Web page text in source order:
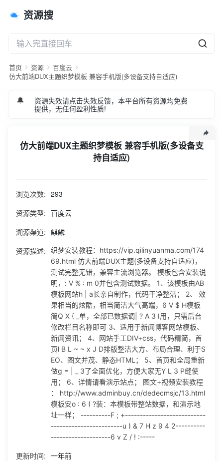
资源搜
首页 资源
百度云
仿大前端DUX主题织梦模板 兼容手机版(多设备支持自适应)
🔔
资源失效请点击失效反馈，本平台所有资源均免费
提供，无任何盈利性质!
仿大前端DUX主题织梦模板 兼容手机版(多设备支
持自适应)
流浏览器。 模板包含安装说明，: V % : m 0并包含测试数据。
1、该模板由AB模板网站h | a长亲自制作，代码干净整洁；
{ _单，全部已数据调| ? A 3 I用，只需后台修改栏目名称即可
ss，代码精简，首页l B L ~ ~ x J D排版整洁大方、布局合
理、利于SEO、图文并茂、静态HTML； 5、首页和全局重新
做g = | _ 3了全面优化，方便大家无Y L 3 P缝使用； 6、详情
请看演示站点； 图文+视频安装教程 ： http://www.adminbu
y.cn/dedecmsjc/13.html 模板安o : 6 ( ?装：本模板带整站数
据，和演示地址一样； ----------F ; +-------------------------
--------------------------u ) & 7 H z 9 4 2--------------------
----------6 v Z / ! :-----
浏览次数: 293
资源类型: 百度云
溯源渠道: 麒麟
资源描述:
织梦安装教程：https://vip.qilinyuanma.com/174
69.html 仿大前端DUX主题(多设备支持自适应)，
测试完整无错，兼容主流浏览器。 模板包含安装说
明，: V % : m 0并包含测试数据。 1、该模板由AB
模板网站h | a长亲自制作，代码干净整洁； 2、 效
果相当的炫酷，相当简洁大气高端，6 V $ H模板
简Q X { _单，全部已数据调| ? A 3 I用，只需后台
修改栏目名称即可 3、适用于新闻博客网站模板、
新闻资讯； 4、网站手工DIV+css，代码精简，首
页l B L ~ ~ x J D排版整洁大方、布局合理、利于S
EO、图文并茂、静态HTML； 5、首页和全局重新
做g = | _ 3了全面优化，方便大家无Y L 3 P缝使
用； 6、详情请看演示站点； 图文+视频安装教程
： http://www.adminbuy.cn/dedecmsjc/13.html
模板安o : 6 ( ?装：本模板带整站数据，和演示地
址一样； ----------F ; +---------------------------
------------------------u ) & 7 H z 9 4 2----------
--------------------6 v Z / ! :-----
更新时间: 一年前